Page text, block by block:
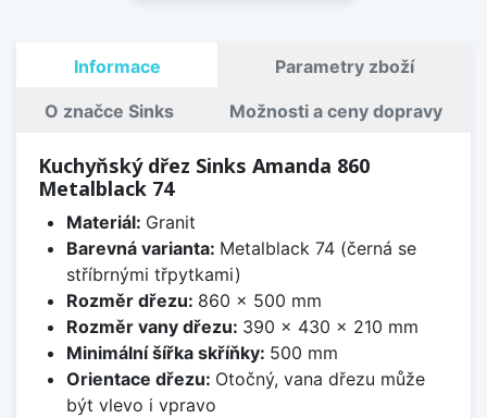
Informace Parametry zboží
O značce Sinks Možnosti a ceny dopravy
Kuchyňský dřez Sinks Amanda 860
Metalblack 74
Materiál: Granit
Barevná varianta: Metalblack 74 (černá se
stříbrnými třpytkami)
Rozměr dřezu: 860 x 500 mm
Rozměr vany dřezu: 390 x 430 x 210 mm
Minimální šířka skříňky: 500 mm
Orientace dřezu: Otočný, vana dřezu může
být vlevo i vpravo